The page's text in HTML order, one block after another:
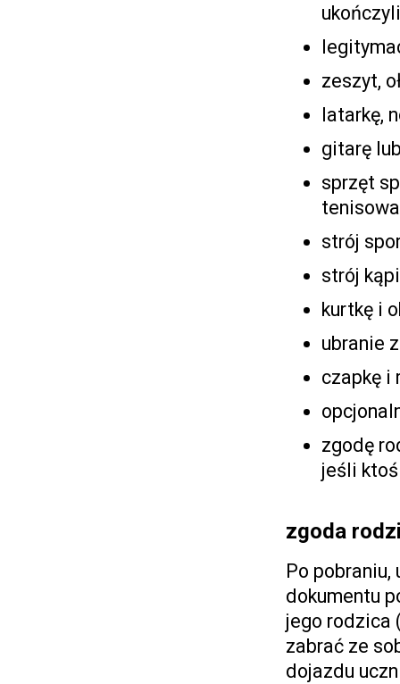
zeszyt,
latarkę,
gitarę
sprzęt
strój
strój
kurtkę i
ubranie
czapkę i
zgodę
jeśli
zgoda
Po
dokumentu
jego rodzica
zabrać ze
dojazdu